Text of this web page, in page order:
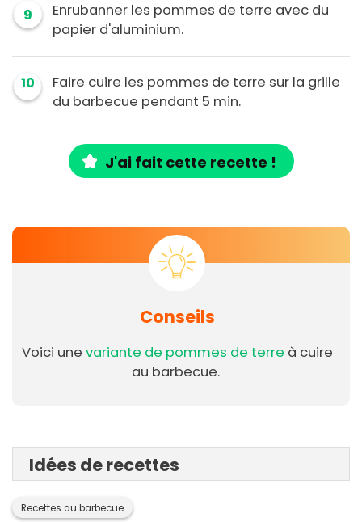
9
Enrubanner les pommes de terre avec du
papier d'aluminium.
10
Faire cuire les pommes de terre sur la grille
du barbecue pendant 5 min.
J'ai fait cette recette !
Conseils
Voici une variante de pommes de terre à cuire
au barbecue.
Idées de recettes
Recettes au barbecue